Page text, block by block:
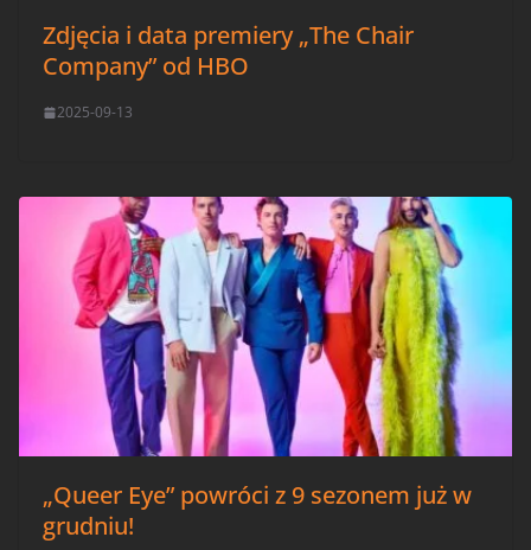
Zdjęcia i data premiery „The Chair
Company” od HBO
2025-09-13
„Queer Eye” powróci z 9 sezonem już w
grudniu!